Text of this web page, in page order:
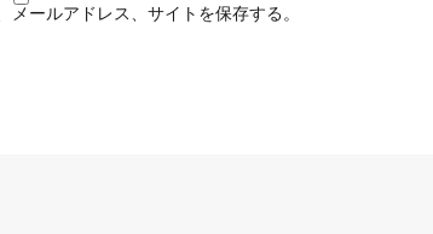
ールアドレス、サイトを保存する。